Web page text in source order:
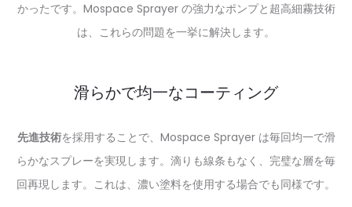
かったです。Mospace Sprayer の強力なポンプと超高細霧技術
は、これらの問題を一挙に解決します。
滑らかで均一なコーティング
先進技術を採用することで、Mospace Sprayer は毎回均一で滑
らかなスプレーを実現します。滴りも線条もなく、完璧な層を毎
回再現します。これは、濃い塗料を使用する場合でも同様です。